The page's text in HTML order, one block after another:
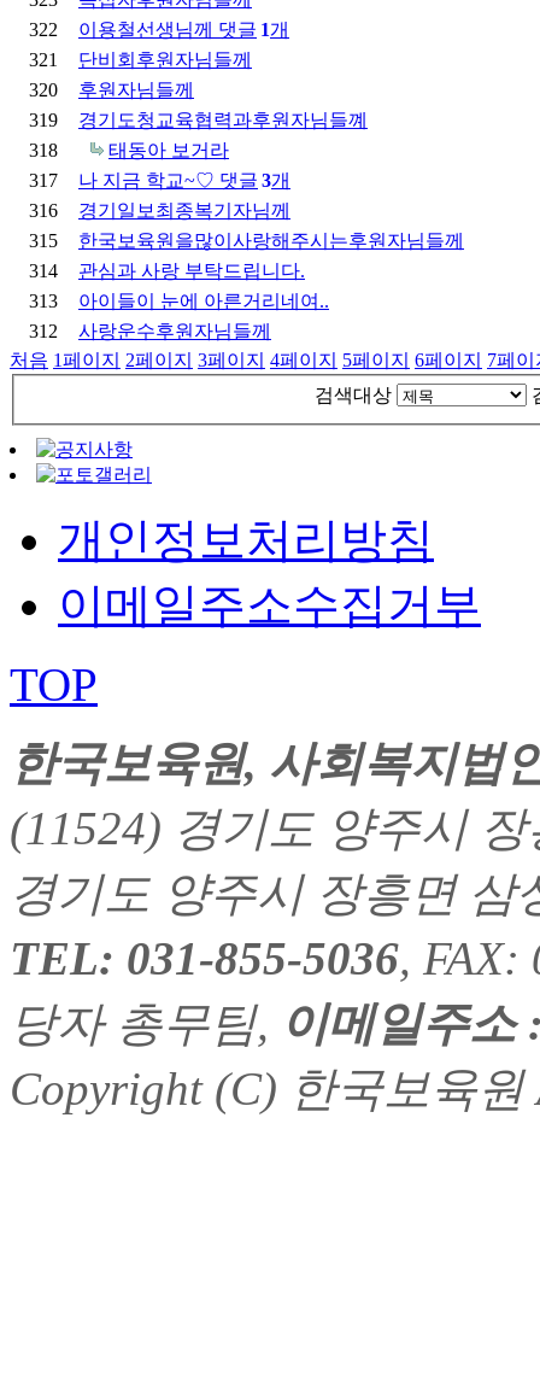
322
이용철선생님께 댓글 1개
321
단비회후원자님들께
320
후원자님들께
319
경기도청교육협력과후원자님들꼐
318
태동아 보거라
317
나 지금 학교~♡ 댓글 3개
316
경기일보최종복기자님께
315
한국보육원을많이사랑해주시는후원자님들께
314
관심과 사랑 부탁드립니다.
313
아이들이 눈에 아른거리네여..
312
사랑운수후원자님들께
처음 1페이지 2페이지 3페이지 4페이지 5페이지 6페이지 7페이
검색대상
개인정보처리방침
이메일주소수집거부
TOP
한국보육원, 사회복지법
(11524) 경기도 양주시
경기도 양주시 장흥면 삼
TEL: 031-855-5036, FAX:
당자 총무팀, 이메일주소
Copyright (C) 한국보육